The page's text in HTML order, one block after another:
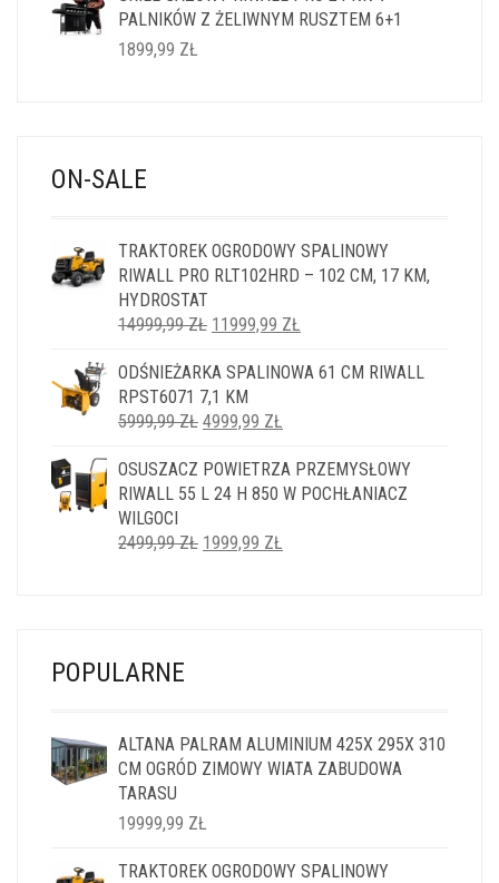
PALNIKÓW Z ŻELIWNYM RUSZTEM 6+1
1899,99 ZŁ
ON-SALE
TRAKTOREK OGRODOWY SPALINOWY
RIWALL PRO RLT102HRD – 102 CM, 17 KM,
HYDROSTAT
14999,99ZŁ PIERWOTNA
WYNOSIŁA:
14999,99 ZŁ.
11999,99 ZŁ
WYNOSI:
ODŚNIEŻARKA SPALINOWA 61 CM RIWALL
RPST6071 7,1 KM
5999,99ZŁ PIERWOTNA
WYNOSIŁA:
5999,99 ZŁ.
4999,99 ZŁ
WYNOSI:
4999,99 ZŁ.
OSUSZACZ POWIETRZA PRZEMYSŁOWY
RIWALL 55 L 24 H 850 W POCHŁANIACZ
WILGOCI
2499,99ZŁ PIERWOTNA
1999,99 ZŁ
POPULARNE
ALTANA PALRAM ALUMINIUM 425X 295X 310
CM OGRÓD ZIMOWY WIATA ZABUDOWA
TARASU
19999,99 ZŁ
TRAKTOREK OGRODOWY SPALINOWY